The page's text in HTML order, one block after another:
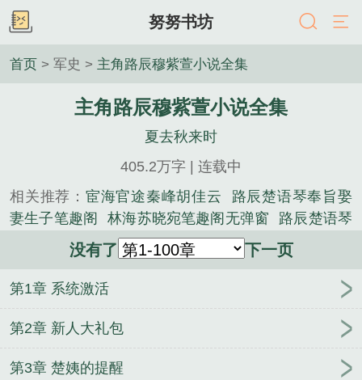
努努书坊
首页 > 军史 > 主角路辰穆紫萱小说全集
主角路辰穆紫萱小说全集
夏去秋来时
405.2万字 | 连载中
相关推荐： 宦海官途秦峰胡佳云
路辰楚语琴奉旨娶
妻生子笔趣阁
林海苏晓宛笔趣阁无弹窗
路辰楚语琴
全文完结无删减 路辰楚语琴笔趣阁 主角叶明昊宋雪
晴全集阅读
主角林海苏晓宛官路之谁与争锋
叔烟雨濛濛笔趣阁
(全文)路辰楚语琴奉旨娶妻生子
集
官场之绝对权力秦风周茜
（碧蓝航线同人）ntrs
们堕入深渊，我却无能为力
(全文)秦岚杨叔烟雨濛
没有了 下一页
第1章 系统激活
第2章 新人大礼包
第3章 楚姨的提醒